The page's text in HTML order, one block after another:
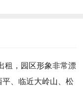
租，园区形象非常漂
、临近大岭山、松